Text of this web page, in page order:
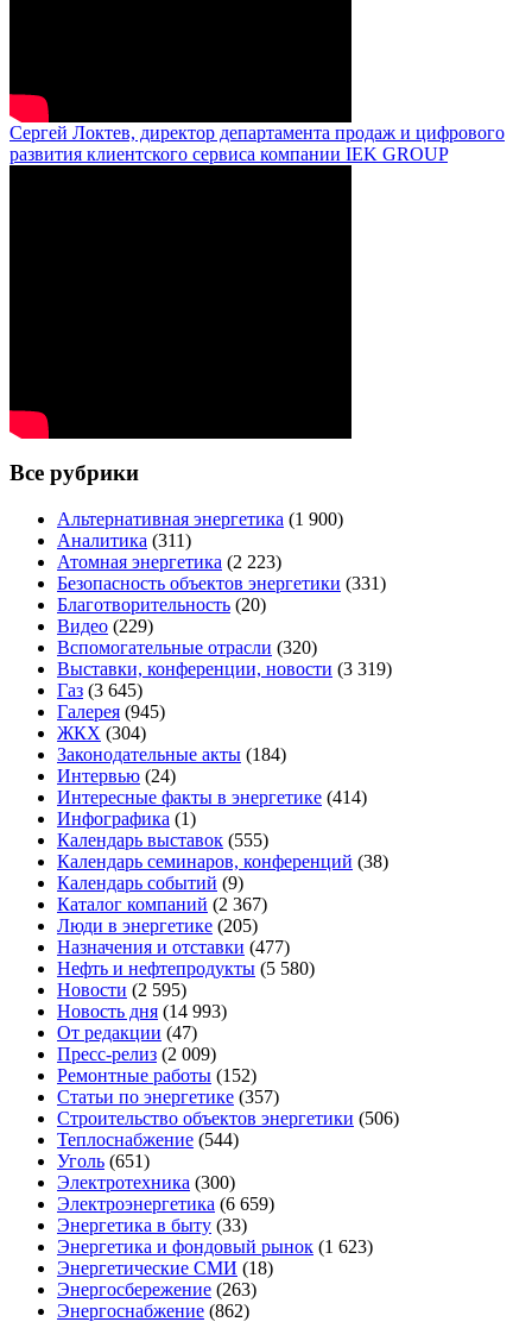
Сергей Локтев, директор департамента продаж и цифрового
развития клиентского сервиса компании IEK GROUP
Все рубрики
Альтернативная энергетика (1 900)
Аналитика (311)
Атомная энергетика (2 223)
Безопасность объектов энергетики (331)
Благотворительность (20)
Видео (229)
Вспомогательные отрасли (320)
Выставки, конференции, новости (3 319)
Газ (3 645)
Галерея (945)
ЖКХ (304)
Законодательные акты (184)
Интервью (24)
Интересные факты в энергетике (414)
Инфографика (1)
Календарь выставок (555)
Календарь семинаров, конференций (38)
Календарь событий (9)
Каталог компаний (2 367)
Люди в энергетике (205)
Назначения и отставки (477)
Нефть и нефтепродукты (5 580)
Новости (2 595)
Новость дня (14 993)
От редакции (47)
Пресс-релиз (2 009)
Ремонтные работы (152)
Статьи по энергетике (357)
Строительство объектов энергетики (506)
Теплоснабжение (544)
Уголь (651)
Электротехника (300)
Электроэнергетика (6 659)
Энергетика в быту (33)
Энергетика и фондовый рынок (1 623)
Энергетические СМИ (18)
Энергосбережение (263)
Энергоснабжение (862)